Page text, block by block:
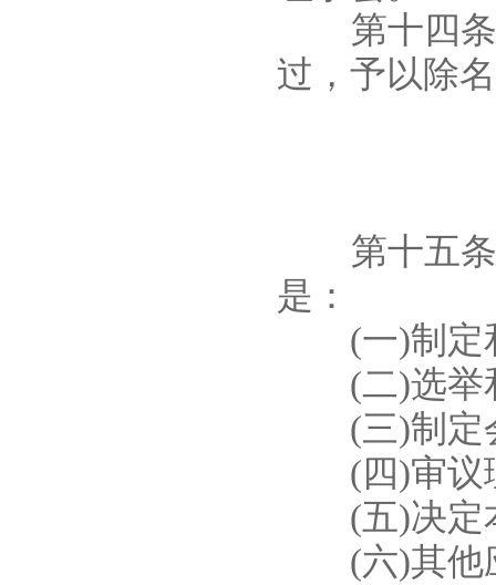
第十四条
过，予以除
第十五条
是：
(一)制定
(二)选举和
(三)制定
(四)审议理
(五)决定本
(六)其他应